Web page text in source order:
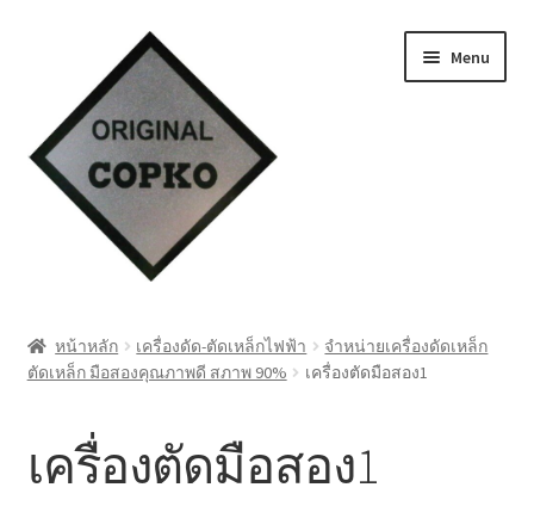
navigation
content
Menu
Cart
My account
หน้าหลัก เครื่องดัด-ตัดเหล็กไฟฟ้า
จำหน่ายเครื่องดัดเหล็ก
ตัดเหล็ก มือสองคุณภาพดี สภาพ 90%
เครื่องตัดมือสอง1
เครื่องตัดมือสอง1